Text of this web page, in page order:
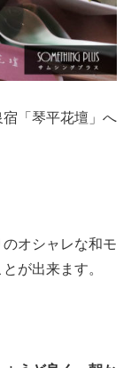
「琴平花壇」へ
オシャレな和モ
が出来ます。